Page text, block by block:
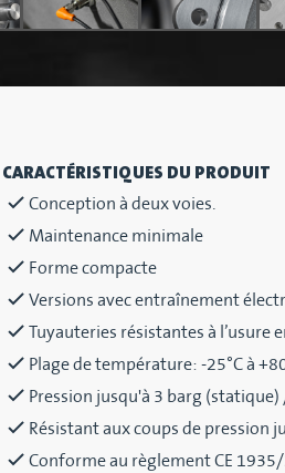
CARACTÉRISTIQUES DU PRODUIT
Conception à deux voies.
Maintenance minimale
Forme compacte
Versions avec entraînement
Tuyauteries résistantes à l’usure
Plage de température: -25°C à
Pression jusqu'à 3 barg
Résistant aux coups de pression
Conforme au règlement CE